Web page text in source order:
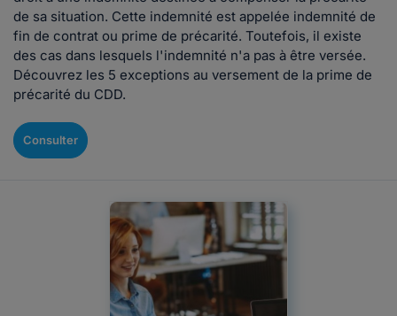
de sa situation. Cette indemnité est appelée indemnité de
fin de contrat ou prime de précarité. Toutefois, il existe
des cas dans lesquels l'indemnité n'a pas à être versée.
Découvrez les 5 exceptions au versement de la prime de
précarité du CDD.
Consulter